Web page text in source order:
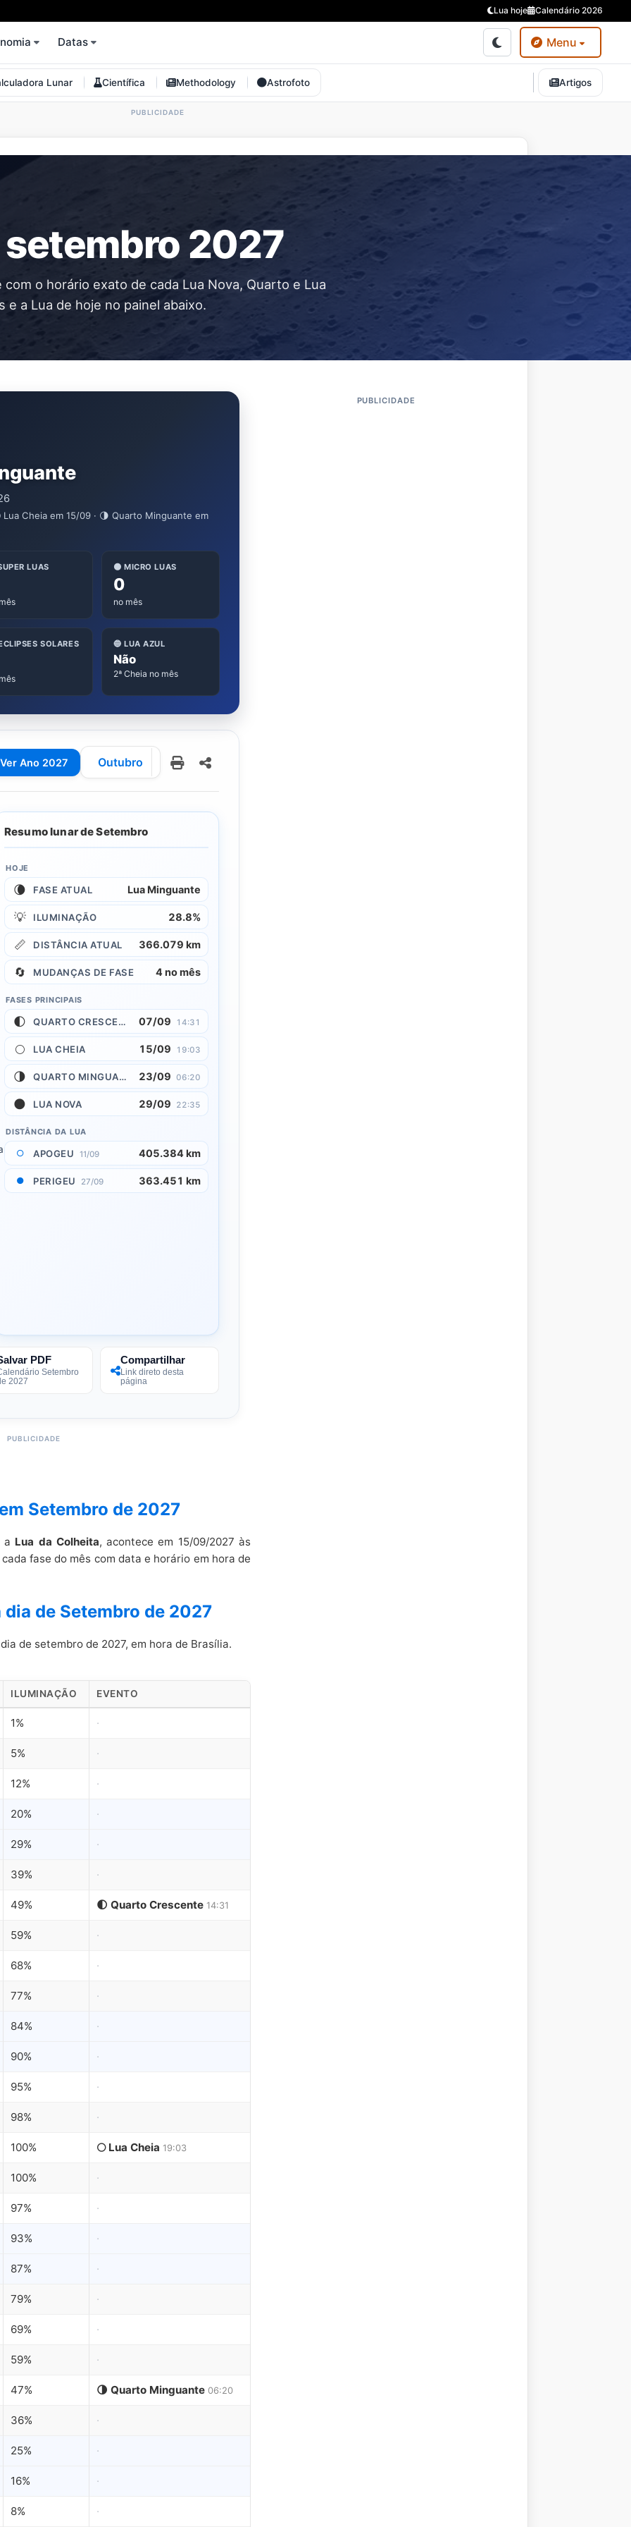
Lua hoje Calendário 2026
Datas Menu
Lunar Científica Methodology Astrofoto Artigos
2027
o horário exato de cada Lua Nova, Quarto e Lua
e a Lua de hoje no painel abaixo.
Cheia em 15/09 · 🌗 Quarto Minguante em
LUAS 🌑 MICRO LUAS
0
no mês
SOLARES 🔵 LUA AZUL
Não
2ª Cheia no mês
Ver Ano 2027 Outubro
Resumo lunar de Setembro
HOJE
🌘 FASE ATUAL Lua Minguante
💡 ILUMINAÇÃO 28.8%
📏 DISTÂNCIA ATUAL 366.079 km
🔄 MUDANÇAS DE FASE 4 no mês
FASES PRINCIPAIS
🌓 QUARTO CRESCENTE 07/09 14:31
🌕 LUA CHEIA 15/09 19:03
🌗 QUARTO MINGUANTE 23/09 06:20
🌑 LUA NOVA 29/09 22:35
DISTÂNCIA DA LUA
○ APOGEU 11/09 405.384 km
● PERIGEU 27/09 363.451 km
PDF
Setembro
2027
Compartilhar
Link direto desta
página
Setembro de 2027
a Lua da Colheita, acontece em 15/09/2027 às
fase do mês com data e horário em hora de
de Setembro de 2027
de setembro de 2027, em hora de Brasília.
ILUMINAÇÃO EVENTO
1% ·
5% ·
12% ·
20% ·
29% ·
39% ·
49% 🌓 Quarto Crescente 14:31
59% ·
68% ·
77% ·
84% ·
90% ·
95% ·
98% ·
100% 🌕 Lua Cheia 19:03
100% ·
97% ·
93% ·
87% ·
79% ·
69% ·
59% ·
47% 🌗 Quarto Minguante 06:20
36% ·
25% ·
16% ·
8% ·
PUBLICIDADE